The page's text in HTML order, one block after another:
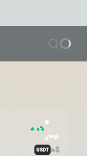
0%
0
تومان
USDT 0$